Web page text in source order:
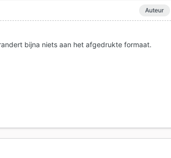
Auteur
bijna niets aan het afgedrukte formaat.